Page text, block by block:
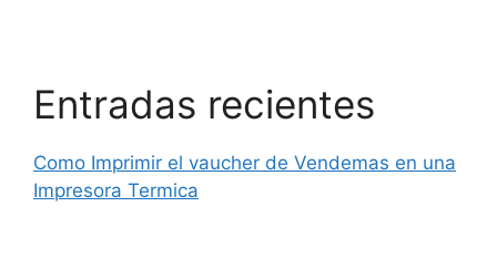
Entradas recientes
Como Imprimir el vaucher de Vendemas en una
Impresora Termica